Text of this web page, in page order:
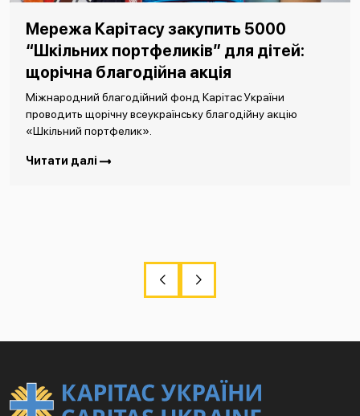
Мережа Карітасу закупить 5000
“Шкільних портфеликів” для дітей:
щорічна благодійна акція
Міжнародний благодійний фонд Карітас України
проводить щорічну всеукраїнську благодійну акцію
«Шкільний портфелик».
Читати далі